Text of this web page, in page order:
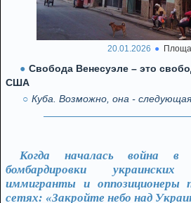
20.01.2026
Свобода Венесуэле – это
США
Куба. Возможно, она -
Когда началась война
бомбардировки
иммигранты и оппозиционеры
сетях: «Закройте небо над